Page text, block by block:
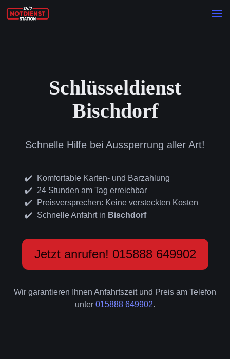
Schlüsseldienst
Bischdorf
Schnelle Hilfe bei Aussperrung aller Art!
Komfortable Karten- und Barzahlung
24 Stunden am Tag erreichbar
Preisversprechen: Keine versteckten Kosten
Schnelle Anfahrt in Bischdorf
Jetzt anrufen! 015888 649902
Wir garantieren Ihnen Anfahrtszeit und Preis am Telefon
unter 015888 649902.